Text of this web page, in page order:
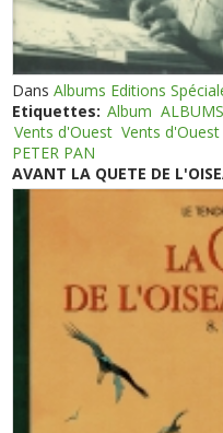
DansAlbums Editions
Etiquettes: Album
Vents d'Ouest Vents d'Ouest
PETER PAN
AVANT LA QUETE DE